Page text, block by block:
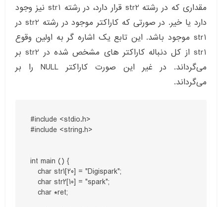
مقداری که در رشته str2 قرار دارد، در رشته str1 نیز وجود
دارد یا خیر. در صورتی که کاراکتر موجود در رشته str2 در
str1 موجود باشد. این تابع یک اشاره گر به اولین وقوع
str1 از کل دنباله کاراکتر های مشخص شده در str2 بر
می‌گرداند. در غیر این صورت کاراکتر NULL را بر
می‌گرداند.
#include <stdio.h>
#include <string.h>
int main () {
   char str1[20] = "Digispark";
   char str2[10] = "spark";
   char *ret;